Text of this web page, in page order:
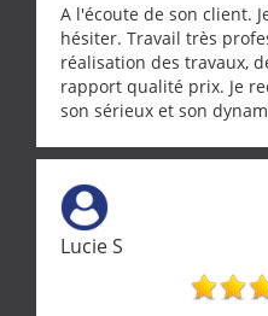
A l'écoute de son client.
hésiter. Travail très
réalisation des travaux,
rapport qualité prix. Je
son sérieux et son
Lucie S